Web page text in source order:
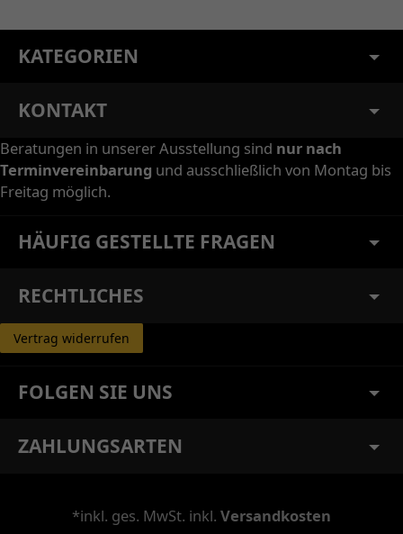
KATEGORIEN
KONTAKT
Beratungen in unserer Ausstellung sind nur nach
Terminvereinbarung und ausschließlich von Montag bis
Freitag möglich.
HÄUFIG GESTELLTE FRAGEN
RECHTLICHES
Vertrag widerrufen
FOLGEN SIE UNS
ZAHLUNGSARTEN
*inkl. ges. MwSt. inkl. Versandkosten